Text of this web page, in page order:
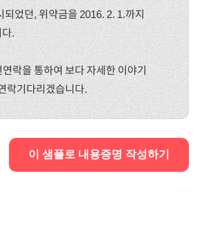
되었던, 위약금을 2016. 2. 1.까지
.
락을 통하여 보다 자세한 이야기
락기다리겠습니다.
이 샘플로 내용증명 작성하기